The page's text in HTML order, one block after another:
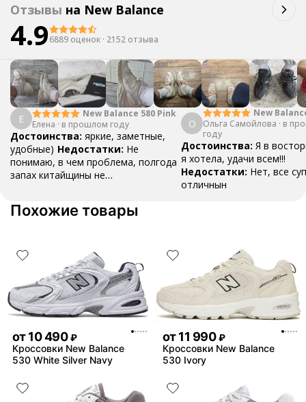
Отзывы на New Balance
4.96889 оценок · 2152 отзыва
Е
New Balance 580 Pink
Елена · в прошлом году
Достоинства: яркие, заметные,
удобные) Недостатки: Не
понимаю, в чем проблема, полгода
запах китайщины не
деньги вполне норм.
О
New
Ольга Самойлова · в
году
Достоинства: Я в
я хотела, удачи всем!!!
Недостатки: Нет, все
отличнын
Похожие товары
от10 490 ₽
Кроссовки New Balance
530 White Silver Navy
от11 990 ₽
Кроссовки New Balance
530 Ivory